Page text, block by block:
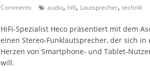
Comments
audio, hifi, Lautsprecher,technik
HiFi-Spezialist Heco präsentiert mit dem
einen Stereo-Funklautsprecher, der sich in
Herzen von Smartphone- und Tablet-
will.